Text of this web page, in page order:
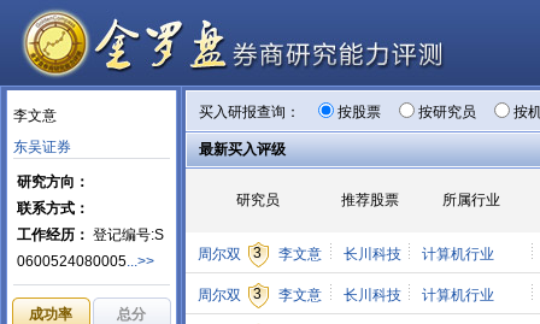
李文意
东吴证券
研究方向：
联系方式：
工作经历： 登记编号:S
0600524080005...>>
成功率
总分
买入研报查询： 按股票 按研究员 按
最新买入评级
研究员 推荐股票 所属行业
周尔双 3 李文意 长川科技 计算机行业
周尔双 3 李文意 长川科技 计算机行业